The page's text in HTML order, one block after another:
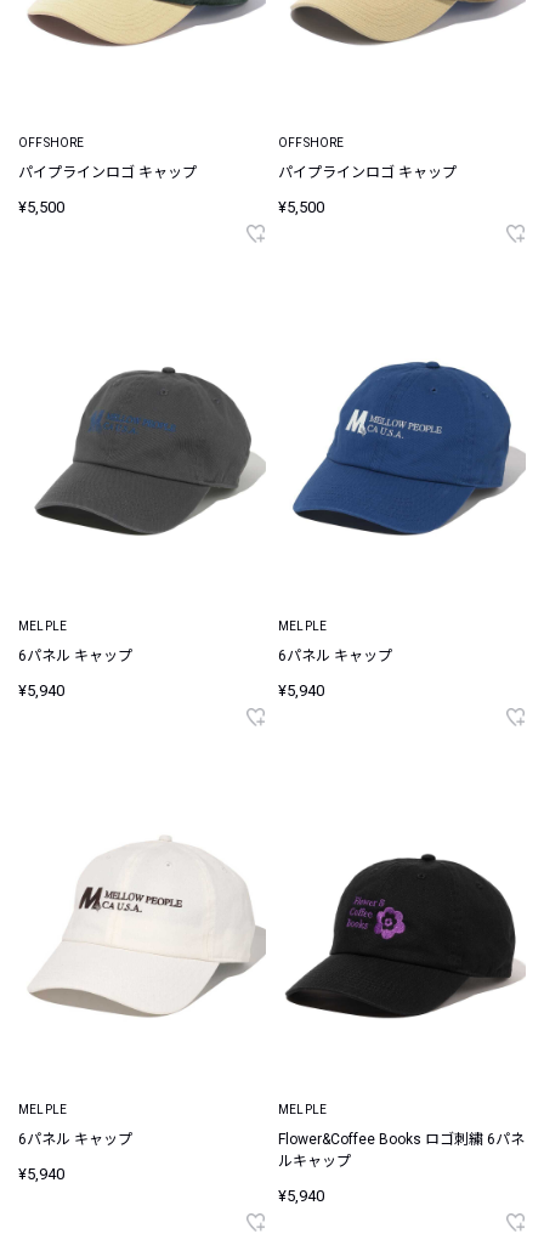
OFFSHORE
パイプラインロゴ キャップ
¥5,500
OFFSHORE
パイプラインロゴ キャップ
¥5,500
MELPLE
6パネル キャップ
¥5,940
MELPLE
6パネル キャップ
¥5,940
MELPLE
6パネル キャップ
¥5,940
MELPLE
Flower&Coffee Books ロゴ刺繍 6パネ
ルキャップ
¥5,940